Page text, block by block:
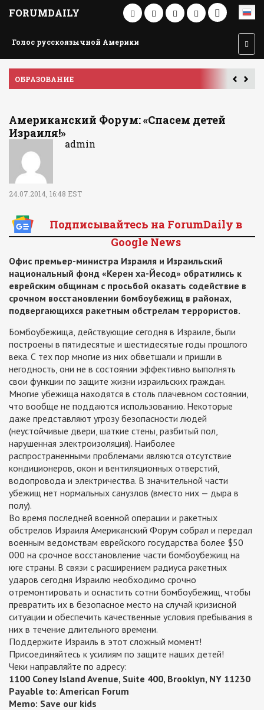
FORUMDAILY
Голос русскоязычной Америки
ПУТЕШЕСТВИЕ ПО АМЕРИКЕ
Американский Форум: «Спасем детей
Израиля!»
admin
24.07.2014, 16:48 EST
Подписывайтесь на ForumDaily в
Google News
Офис премьер-министра Израиля и Израильский
национальный фонд «Керен ха-Йесод» обратились к
еврейским общинам с просьбой оказать содействие в
срочном восстановлении бомбоубежищ в районах,
подвергающихся ракетным обстрелам террористов.
Бомбоубежища, действующие сегодня в Израиле, были
построены в пятидесятые и шестидесятые годы прошлого
века. С тех пор многие из них обветшали и пришли в
негодность, они не в состоянии эффективно выполнять
свои функции по защите жизни израильских граждан.
Многие убежища находятся в столь плачевном состоянии,
что вообще не поддаются использованию. Некоторые
даже представляют угрозу безопасности людей
(неустойчивые двери, шаткие стены, разбитый пол,
нарушенная электроизоляция). Наиболее
распространенными проблемами являются отсутствие
кондиционеров, окон и вентиляционных отверстий,
водопровода и электричества. В значительной части
убежищ нет нормальных санузлов (вместо них — дыра в
полу).
Во время последней военной операции и ракетных
обстрелов Израиля Американский Форум собрал и передал
военным ведомствам еврейского государства более $50
000 на срочное восстановление части бомбоубежищ на
юге страны. В связи с расширением радиуса ракетных
ударов сегодня Израилю необходимо срочно
отремонтировать и оснастить сотни бомбоубежищ, чтобы
превратить их в безопасное место на случай кризисной
ситуации и обеспечить качественные условия пребывания в
них в течение длительного времени.
Поддержите Израиль в этот сложный момент!
Присоединяйтесь к усилиям по защите наших детей!
Чеки направляйте по адресу:
1100 Coney Island Avenue, Suite 400, Brooklyn, NY 11230
Payable to: American Forum
Memo: Save our kids